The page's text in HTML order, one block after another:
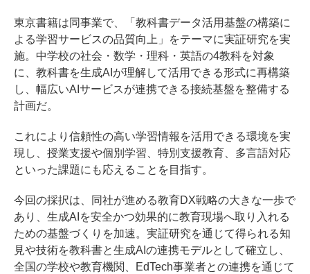
東京書籍は同事業で、「教科書データ活用基盤の構築に
よる学習サービスの品質向上」をテーマに実証研究を実
施。中学校の社会・数学・理科・英語の4教科を対象
に、教科書を生成AIが理解して活用できる形式に再構築
し、幅広いAIサービスが連携できる接続基盤を整備する
計画だ。
これにより信頼性の高い学習情報を活用できる環境を実
現し、授業支援や個別学習、特別支援教育、多言語対応
といった課題にも応えることを目指す。
今回の採択は、同社が進める教育DX戦略の大きな一歩で
あり、生成AIを安全かつ効果的に教育現場へ取り入れる
ための基盤づくりを加速。実証研究を通じて得られる知
見や技術を教科書と生成AIの連携モデルとして確立し、
全国の学校や教育機関、EdTech事業者との連携を通じて